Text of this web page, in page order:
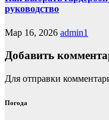
руководство
Мар 16, 2026 admin1
Добавить
Для отправки
Погода